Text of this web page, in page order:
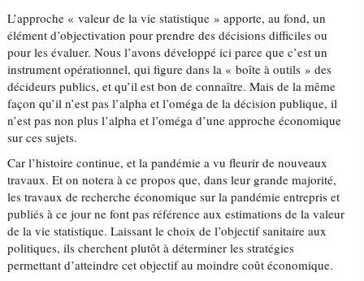
L’approche « valeur de la vie statistique » apporte, au fond, un
élément d’objectivation pour prendre des décisions difficiles ou
pour les évaluer. Nous l’avons développé ici parce que c’est un
instrument opérationnel, qui figure dans la « boîte à outils » des
décideurs publics, et qu’il est bon de connaître. Mais de la même
façon qu’il n’est pas l’alpha et l’oméga de la décision publique, il
n’est pas non plus l’alpha et l’oméga d’une approche économique
sur ces sujets.
Car l’histoire continue, et la pandémie a vu fleurir de nouveaux
travaux. Et on notera à ce propos que, dans leur grande majorité,
les travaux de recherche économique sur la pandémie entrepris et
publiés à ce jour ne font pas référence aux estimations de la valeur
de la vie statistique. Laissant le choix de l’objectif sanitaire aux
politiques, ils cherchent plutôt à déterminer les stratégies
permettant d’atteindre cet objectif au moindre coût économique.